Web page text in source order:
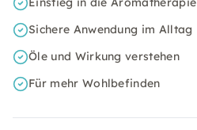
Sichere Anwendung im Alltag
Öle und Wirkung verstehen
Für mehr Wohlbefinden